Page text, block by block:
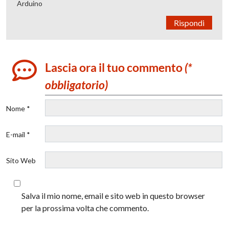
Arduino
Rispondi
Lascia ora il tuo commento(*
obbligatorio)
Nome *
E-mail *
Sito Web
Salva il mio nome, email e sito web in questo browser
per la prossima volta che commento.